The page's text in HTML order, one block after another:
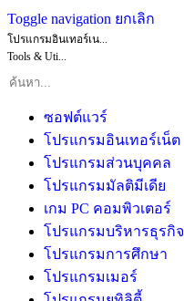
Toggle navigation ยกเลิก
โปรแกรมอินเทอร์เน...
Tools & Uti...
ซอฟต์แวร์
โปรแกรมอินเทอร์เน็ต
โปรแกรมส่วนบุคคล
โปรแกรมมัลติมีเดีย
เกม PC คอมพิวเตอร์
โปรแกรมบริหารธุรกิจ
โปรแกรมการศึกษา
โปรแกรมเมอร์